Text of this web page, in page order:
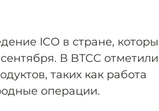
ICO в стране,
В BTCC
таких как работа
операции.